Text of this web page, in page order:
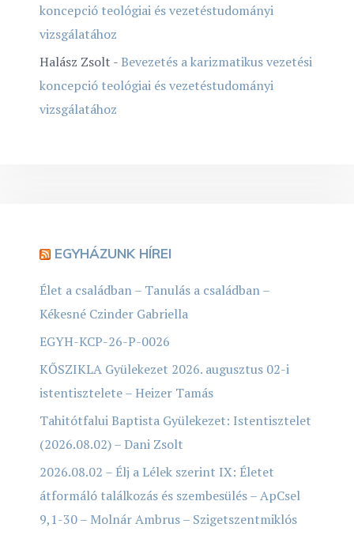
koncepció teológiai és vezetéstudományi
vizsgálatához
Halász Zsolt -Bevezetés a karizmatikus vezetési
koncepció teológiai és vezetéstudományi
vizsgálatához
EGYHÁZUNK HÍREI
Élet a családban – Tanulás a családban –
Kékesné Czinder Gabriella
EGYH-KCP-26-P-0026
KŐSZIKLA Gyülekezet 2026. augusztus 02-i
istentisztelete – Heizer Tamás
Tahitótfalui Baptista Gyülekezet: Istentisztelet
(2026.08.02) – Dani Zsolt
2026.08.02 – Élj a Lélek szerint IX: Életet
átformáló találkozás és szembesülés – ApCsel
9,1-30 – Molnár Ambrus – Szigetszentmiklós